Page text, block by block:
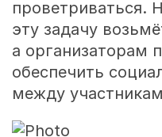
проветриваться.
эту задачу
а организаторам
обеспечить
между